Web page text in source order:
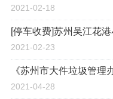
2021-02-18
[停车收费]苏州吴江花
2021-02-23
《苏州市大件垃圾管
2021-04-28